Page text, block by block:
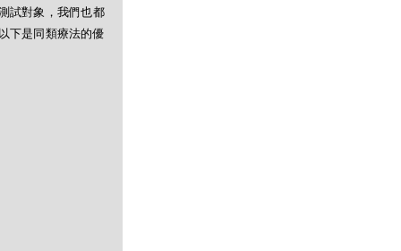
試對象，我們也都
下是同類療法的優